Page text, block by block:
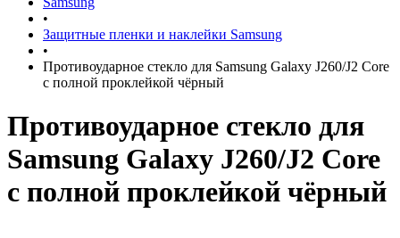
•
Защитные пленки и наклейки Samsung
•
Противоударное стекло для Samsung Galaxy J260/J2 Core
с полной проклейкой чёрный
Противоударное стекло для
Samsung Galaxy J260/J2 Core
с полной проклейкой чёрный